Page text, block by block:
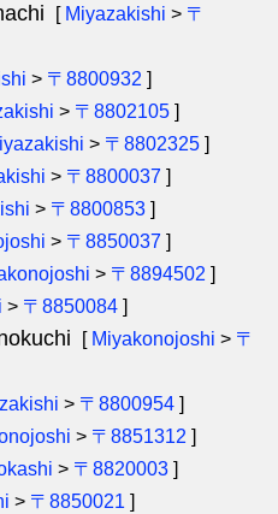
[ Miyazakishi > 〒
> 〒8800932 ]
> 〒8802105 ]
> 〒8802325 ]
> 〒8800037 ]
> 〒8800853 ]
> 〒8850037 ]
> 〒8894502 ]
> 〒8850084 ]
[ Miyakonojoshi > 〒
> 〒8800954 ]
> 〒8851312 ]
> 〒8820003 ]
> 〒8850021 ]